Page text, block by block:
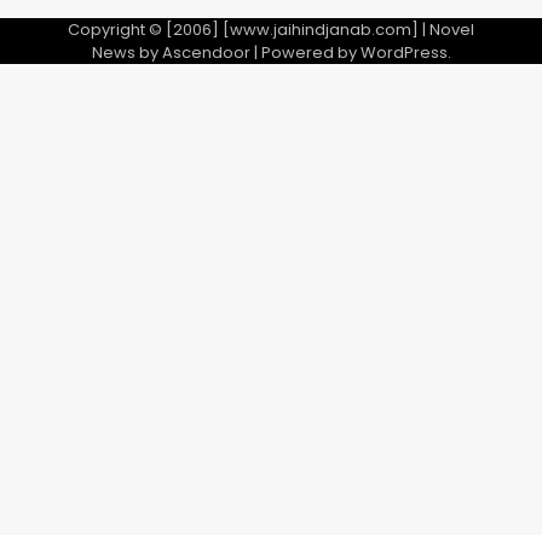
Copyright © [2006] [www.jaihindjanab.com] | Novel
News byAscendoor| Powered byWordPress.